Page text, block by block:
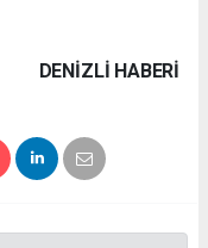
DENIZLI HABERİ